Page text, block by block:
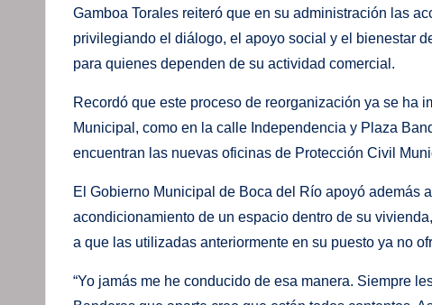
Gamboa Torales reiteró que en su administración las
privilegiando el diálogo, el apoyo social y el bienestar
para quienes dependen de su actividad comercial.
Recordó que este proceso de reorganización ya se ha
Municipal, como en la calle Independencia y Plaza
encuentran las nuevas oficinas de Protección Civil
El Gobierno Municipal de Boca del Río apoyó además
acondicionamiento de un espacio dentro de su
a que las utilizadas anteriormente en su puesto ya no
“Yo jamás me he conducido de esa manera. Siempre